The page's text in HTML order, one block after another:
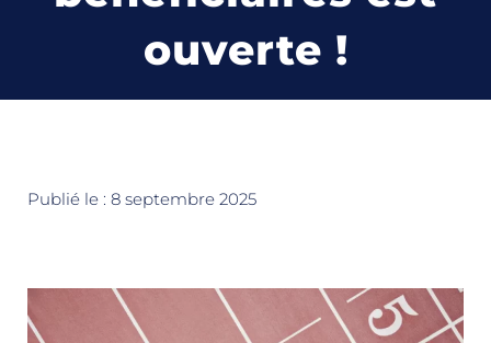
ouverte !
Publié le : 8 septembre 2025